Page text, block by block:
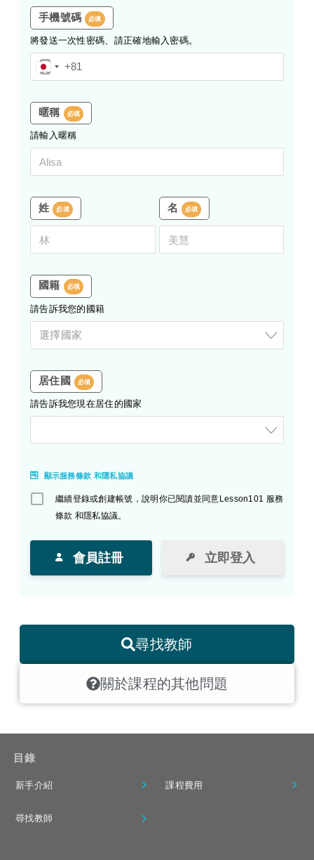
手機號碼 必填
將發送一次性密碼、請正確地輸入密碼。
暱稱 必填
請輸入暱稱
姓 必填 名 必填
國籍 必填
請告訴我您的國籍
選擇國家
居住國 必填
請告訴我您現在居住的國家
顯示服務條款 和隱私協議
繼續登錄或創建帳號，說明你已閱讀並同意Lesson101 服務
條款 和隱私協議。
會員註冊 立即登入
尋找教師
關於課程的其他問題
目錄
新手介紹 課程費用
尋找教師